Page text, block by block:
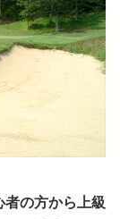
者の方から上級